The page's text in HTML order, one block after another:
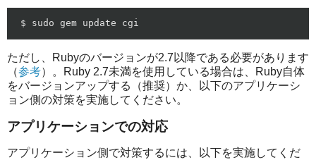
ただし、Rubyのバージョンが2.7以降である必要があります
（参考）。Ruby 2.7未満を使用している場合は、Ruby自体
をバージョンアップする（推奨）か、以下のアプリケーシ
ョン側の対策を実施してください。
アプリケーションでの対応
アプリケーション側で対策するには、以下を実施してくだ